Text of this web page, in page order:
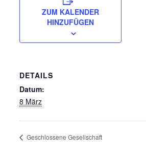
ZUM KALENDER
HINZUFÜGEN
DETAILS
Datum:
8 März
Geschlossene Gesellschaft